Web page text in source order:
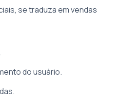
se traduza em vendas
do usuário.